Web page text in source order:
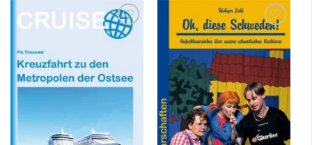
Zu
hinzufügen
Zu
Wunschliste
hinzufügen